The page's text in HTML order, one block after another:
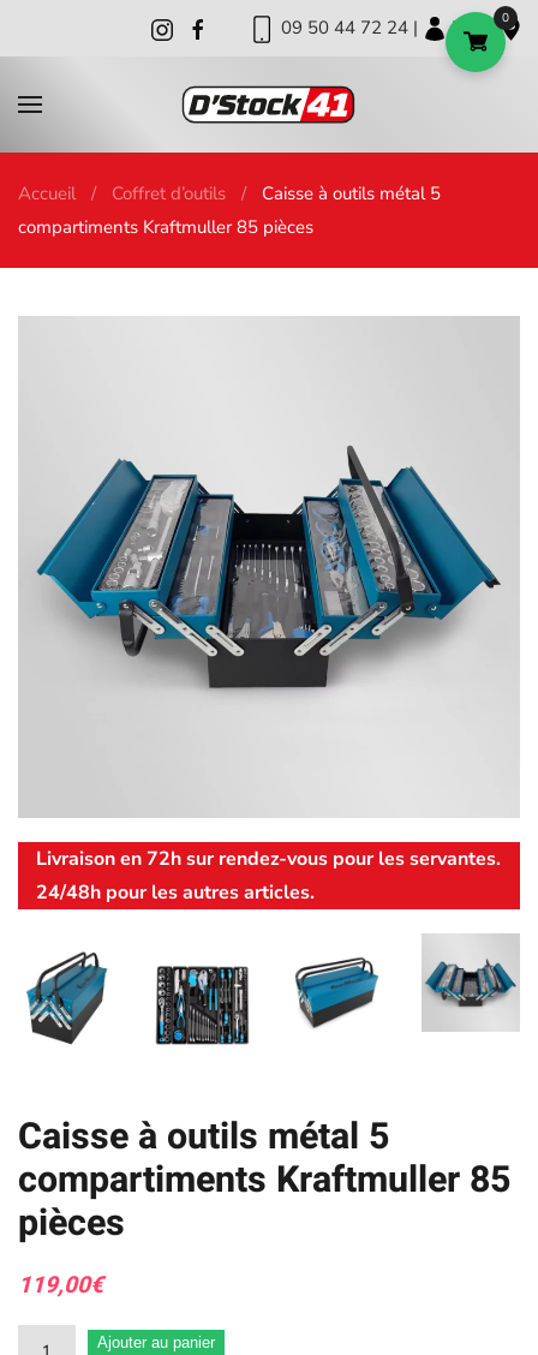
09 50 44 72 24 | | |
Accueil Coffret d’outils
Caisse à outils métal 5
compartiments Kraftmuller 85 pièces
Livraison en 72h sur rendez-vous pour les servantes.
24/48h pour les autres articles.
Caisse à outils métal 5
compartiments Kraftmuller 85
pièces
119,00€
quantité
Ajouter au panier
0